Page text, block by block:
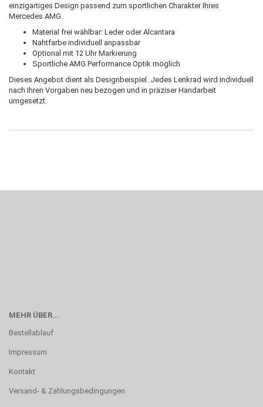
einzigartiges Design passend zum sportlichen Charakter Ihres
Mercedes AMG.
Material frei wählbar: Leder oder Alcantara
Nahtfarbe individuell anpassbar
Optional mit 12 Uhr Markierung
Sportliche AMG Performance Optik möglich
Dieses Angebot dient als Designbeispiel. Jedes Lenkrad wird individuell
nach Ihren Vorgaben neu bezogen und in präziser Handarbeit
umgesetzt.
MEHR ÜBER...
Bestellablauf
Impressum
Kontakt
Versand- & Zahlungsbedingungen